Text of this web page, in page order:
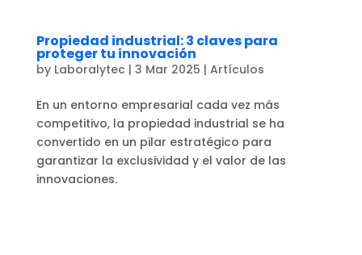
Propiedad industrial: 3 claves para
proteger tu innovación
by Laboralytec | 3 Mar 2025 | Artículos
En un entorno empresarial cada vez más
competitivo, la propiedad industrial se ha
convertido en un pilar estratégico para
garantizar la exclusividad y el valor de las
innovaciones.